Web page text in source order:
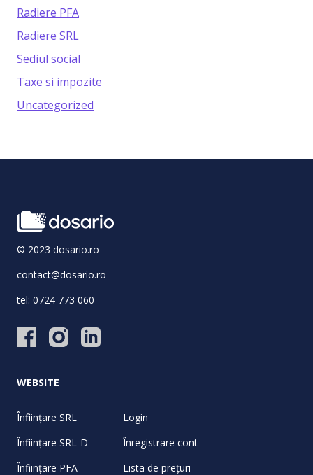
Radiere PFA
Radiere SRL
Sediul social
Taxe si impozite
Uncategorized
© 2023 dosario.ro
contact@dosario.ro
tel: 0724 773 060
WEBSITE
Înființare SRL
Înființare SRL-D
Înființare PFA
Login
Înregistrare cont
Lista de prețuri